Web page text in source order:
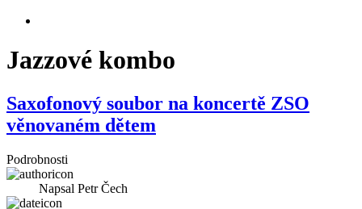
Jazzové kombo
Saxofonový soubor na koncertě ZSO
věnovaném dětem
Podrobnosti
Napsal Petr Čech